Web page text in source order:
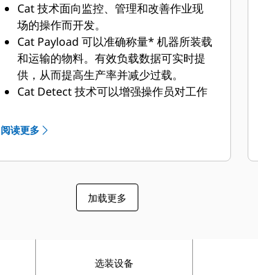
Cat 技术面向监控、管理和改善作业现
场的操作而开发。
Cat Payload 可以准确称量* 机器所装载
和运输的物料。有效负载数据可实时提
供，从而提高生产率并减少过载。
Cat Detect 技术可以增强操作员对工作
持警惕，从而保证作业现场人员和资产
Product Link™ 无线连接您的设备，从
获取对您的机器或设备机群表现情况的
供了综合全面的实用信息，可以帮助您
管理和改善运营生产率及盈利能力。
阅读更多
加载更多
选装设备